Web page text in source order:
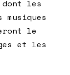
les
le
et les